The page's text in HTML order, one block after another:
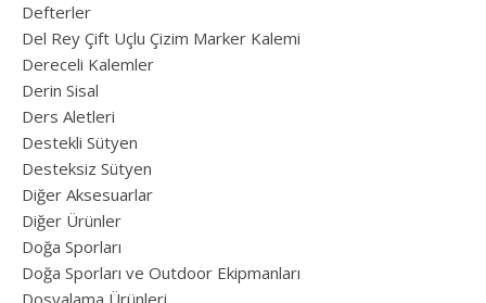
Defterler
Del Rey Çift Uçlu Çizim Marker Kalemi
Dereceli Kalemler
Derin Sisal
Ders Aletleri
Destekli Sütyen
Desteksiz Sütyen
Diğer Aksesuarlar
Diğer Ürünler
Doğa Sporları
Doğa Sporları ve Outdoor Ekipmanları
Dosyalama Ürünleri